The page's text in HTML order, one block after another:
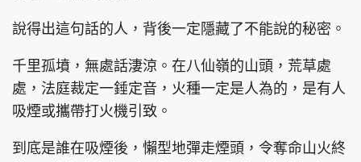
PCM 電腦廣場 星島頭條 星島日報
說得出這句話的人，背後一定隱藏了不能說的秘密。
千里孤墳，無處話淒涼。在八仙嶺的山頭，荒草處
處，法庭裁定一錘定音，火種一定是人為的，是有人
吸煙或攜帶打火機引致。
到底是誰在吸煙後，懶型地彈走煙頭，令奪命山火終